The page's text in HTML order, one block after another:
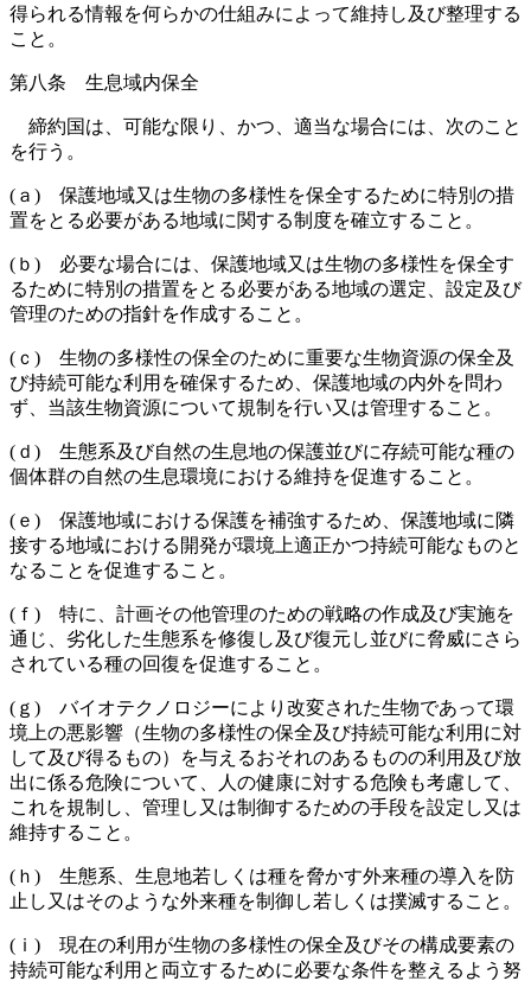
得られる情報を何らかの仕組みによって維持し及び整理する
こと。
第八条 生息域内保全
締約国は、可能な限り、かつ、適当な場合には、次のこと
を行う。
(ａ) 保護地域又は生物の多様性を保全するために特別の措
置をとる必要がある地域に関する制度を確立すること。
(ｂ) 必要な場合には、保護地域又は生物の多様性を保全す
るために特別の措置をとる必要がある地域の選定、設定及び
管理のための指針を作成すること。
(ｃ) 生物の多様性の保全のために重要な生物資源の保全及
び持続可能な利用を確保するため、保護地域の内外を問わ
ず、当該生物資源について規制を行い又は管理すること。
(ｄ) 生態系及び自然の生息地の保護並びに存続可能な種の
個体群の自然の生息環境における維持を促進すること。
(ｅ) 保護地域における保護を補強するため、保護地域に隣
接する地域における開発が環境上適正かつ持続可能なものと
なることを促進すること。
(ｆ) 特に、計画その他管理のための戦略の作成及び実施を
通じ、劣化した生態系を修復し及び復元し並びに脅威にさら
されている種の回復を促進すること。
(ｇ) バイオテクノロジーにより改変された生物であって環
境上の悪影響（生物の多様性の保全及び持続可能な利用に対
して及び得るもの）を与えるおそれのあるものの利用及び放
出に係る危険について、人の健康に対する危険も考慮して、
これを規制し、管理し又は制御するための手段を設定し又は
維持すること。
(ｈ) 生態系、生息地若しくは種を脅かす外来種の導入を防
止し又はそのような外来種を制御し若しくは撲滅すること。
(ｉ) 現在の利用が生物の多様性の保全及びその構成要素の
持続可能な利用と両立するために必要な条件を整えるよう努